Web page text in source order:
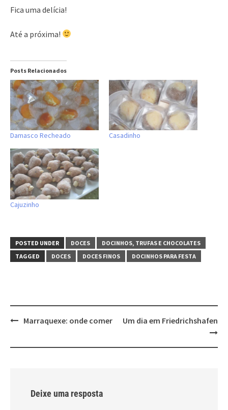
Fica uma delícia!
Até a próxima!
Posts Relacionados
Damasco Recheado Casadinho
Cajuzinho
POSTED UNDER DOCES
DOCINHOS, TRUFAS E CHOCOLATES
TAGGED
DOCES DOCES FINOS DOCINHOS PARA FESTA
PostMarraquexe: onde comer Um dia em Friedrichshafen
Deixe uma resposta